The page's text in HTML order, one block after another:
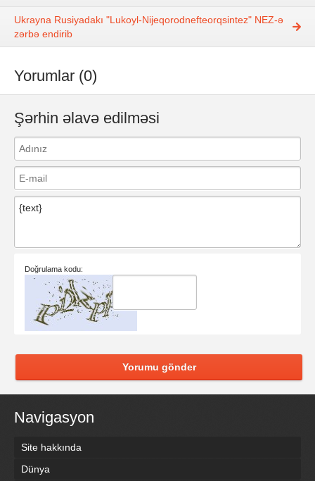
Ukrayna Rusiyadakı "Lukoyl-Nijeqorodnefteorqsintez" NEZ-ə
zərbə endirib
Yorumlar (0)
Şərhin əlavə edilməsi
Doğrulama kodu:
Yorumu gönder
Navigasyon
Site hakkında
Dünya